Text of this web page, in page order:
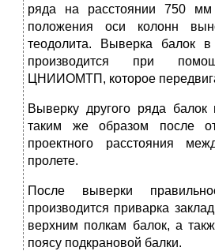
ряда на расстоянии 750
положения оси колонн
теодолита. Выверка балок
производится при
ЦНИИОМТП, которое
Выверку другого ряда
таким же образом после
проектного расстояния
пролете.
После выверки
производится приварка
верхним полкам балок, а
поясу подкрановой балки.